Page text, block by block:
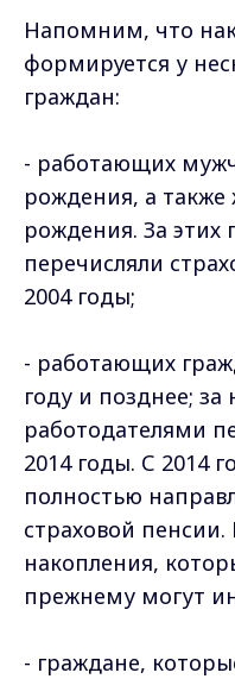
Напомним, что
формируется у
граждан:
- работающих
рождения, а
рождения. За этих
перечисляли
2004 годы;
- работающих
году и позднее; за
работодателями
2014 годы. С 2014
полностью
страховой
накопления,
прежнему могут
- граждане,